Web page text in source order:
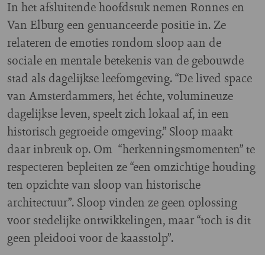
In het afsluitende hoofdstuk nemen Ronnes en
Van Elburg een genuanceerde positie in. Ze
relateren de emoties rondom sloop aan de
sociale en mentale betekenis van de gebouwde
stad als dagelijkse leefomgeving. “De lived space
van Amsterdammers, het échte, volumineuze
dagelijkse leven, speelt zich lokaal af, in een
historisch gegroeide omgeving.” Sloop maakt
daar inbreuk op. Om “herkenningsmomenten” te
respecteren bepleiten ze “een omzichtige houding
ten opzichte van sloop van historische
architectuur”. Sloop vinden ze geen oplossing
voor stedelijke ontwikkelingen, maar “toch is dit
geen pleidooi voor de kaasstolp”.